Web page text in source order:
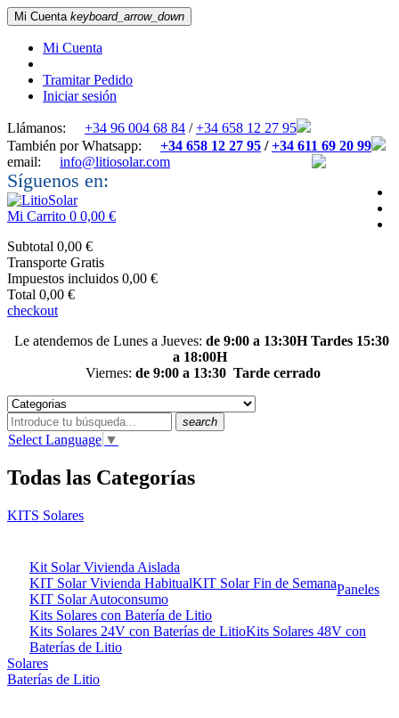
Mi Cuenta keyboard_arrow_down
Mi Cuenta
Tramitar Pedido
Iniciar sesión
Llámanos: +34 96 004 68 84 /+34 658 12 27 95
También por Whatsapp:
+34 658 12 27 95 /+34 611 69 20 99
email:
info@litiosolar.com
Síguenos en:
Mi Carrito 0 0,00 €
Subtotal 0,00 €
Transporte Gratis
Impuestos incluidos 0,00 €
Total 0,00 €
checkout
Le atendemos de Lunes a Jueves: de 9:00 a 13:30H Tardes 15:30
a 18:00H
Viernes: de 9:00 a 13:30 Tarde cerrado
search
Select Language ▼
Todas las Categorías
KITS Solares
Kit Solar Vivienda Aislada
KIT Solar Vivienda HabitualKIT Solar Fin de Semana
KIT Solar Autoconsumo
Kits Solares con Batería de Litio
Kits Solares 24V con Baterías de LitioKits Solares 48V con
Baterías de Litio
Paneles
Solares
Baterías de Litio